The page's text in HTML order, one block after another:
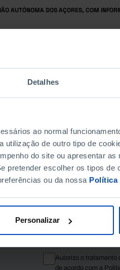
Detalhes
ao normal
de outro tipo de
do site ou apresentar
pretender escolher os tipos de
ou da nossa Política
Personalizar
AUTÓNOMA DOS AÇORES, COM
SUBSCREVER A
MANTENHA-SE A PAR.
E-MAIL
Autorizo o tratamento
de acordo com a